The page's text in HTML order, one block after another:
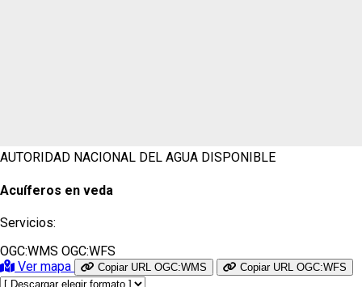
AUTORIDAD NACIONAL DEL AGUA DISPONIBLE
Acuíferos en veda
Servicios:
OGC:WMS OGC:WFS
Ver mapa
Copiar URL OGC:WMS Copiar URL OGC:WFS